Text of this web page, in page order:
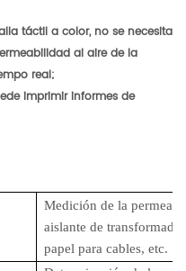
táctil a color, no se necesita
al aire de la
real;
imprimir informes de
Medición de la
aislante de
papel para cables, etc.